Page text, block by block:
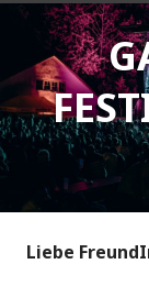
Liebe